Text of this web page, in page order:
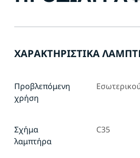
ΧΑΡΑΚΤΗΡΙΣΤΙΚΆ
Προβλεπόμενη
χρήση
Σχήμα
λαμπτήρα
C35